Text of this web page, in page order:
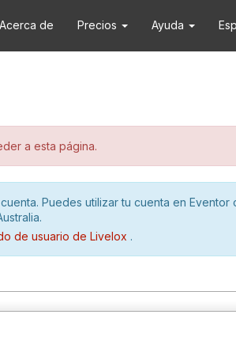
Acerca de Precios Ayuda
a esta página.
Puedes utilizar tu cuenta en Eventor
de usuario de Livelox .